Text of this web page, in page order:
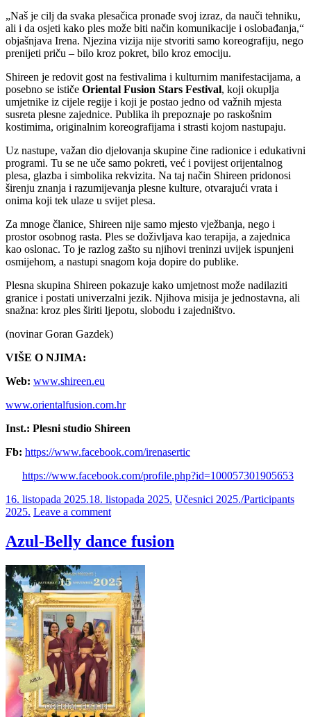
„Naš je cilj da svaka plesačica pronađe svoj izraz, da nauči tehniku,
ali i da osjeti kako ples može biti način komunikacije i oslobađanja,“
objašnjava Irena. Njezina vizija nije stvoriti samo koreografiju, nego
prenijeti priču – bilo kroz pokret, bilo kroz emociju.
Shireen je redovit gost na festivalima i kulturnim manifestacijama, a
posebno se ističe Oriental Fusion Stars Festival, koji okuplja
umjetnike iz cijele regije i koji je postao jedno od važnih mjesta
susreta plesne zajednice. Publika ih prepoznaje po raskošnim
kostimima, originalnim koreografijama i strasti kojom nastupaju.
Uz nastupe, važan dio djelovanja skupine čine radionice i edukativni
programi. Tu se ne uče samo pokreti, već i povijest orijentalnog
plesa, glazba i simbolika rekvizita. Na taj način Shireen pridonosi
širenju znanja i razumijevanja plesne kulture, otvarajući vrata i
onima koji tek ulaze u svijet plesa.
Za mnoge članice, Shireen nije samo mjesto vježbanja, nego i
prostor osobnog rasta. Ples se doživljava kao terapija, a zajednica
kao oslonac. To je razlog zašto su njihovi treninzi uvijek ispunjeni
osmijehom, a nastupi snagom koja dopire do publike.
Plesna skupina Shireen pokazuje kako umjetnost može nadilaziti
granice i postati univerzalni jezik. Njihova misija je jednostavna, ali
snažna: kroz ples širiti ljepotu, slobodu i zajedništvo.
(novinar Goran Gazdek)
VIŠE O NJIMA:
Web: www.shireen.eu
www.orientalfusion.com.hr
Inst.: Plesni studio Shireen
Fb: https://www.facebook.com/irenasertic
https://www.facebook.com/profile.php?id=100057301905653
16. listopada 2025.18. listopada 2025. Učesnici 2025./Participants
2025. Leave a comment
Azul-Belly dance fusion